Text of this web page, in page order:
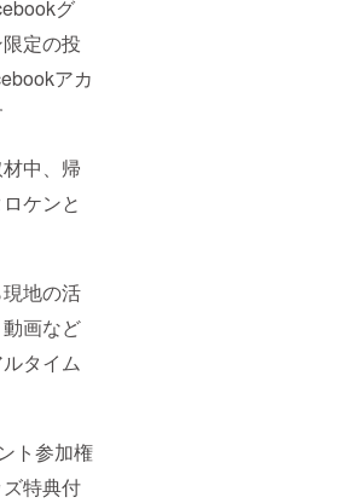
グ
定の投
アカ
中、帰
ケンと
現地の活
画など
タイム
ト参加権
ズ特典付